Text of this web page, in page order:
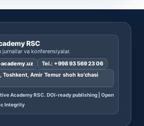
RSC
va konferensiyalar.
Tel.: +998 93 569 23 06
Toshkent, Amir Temur shoh ko’chasi
Academy RSC. DOI-ready publishing | Open
Integrity